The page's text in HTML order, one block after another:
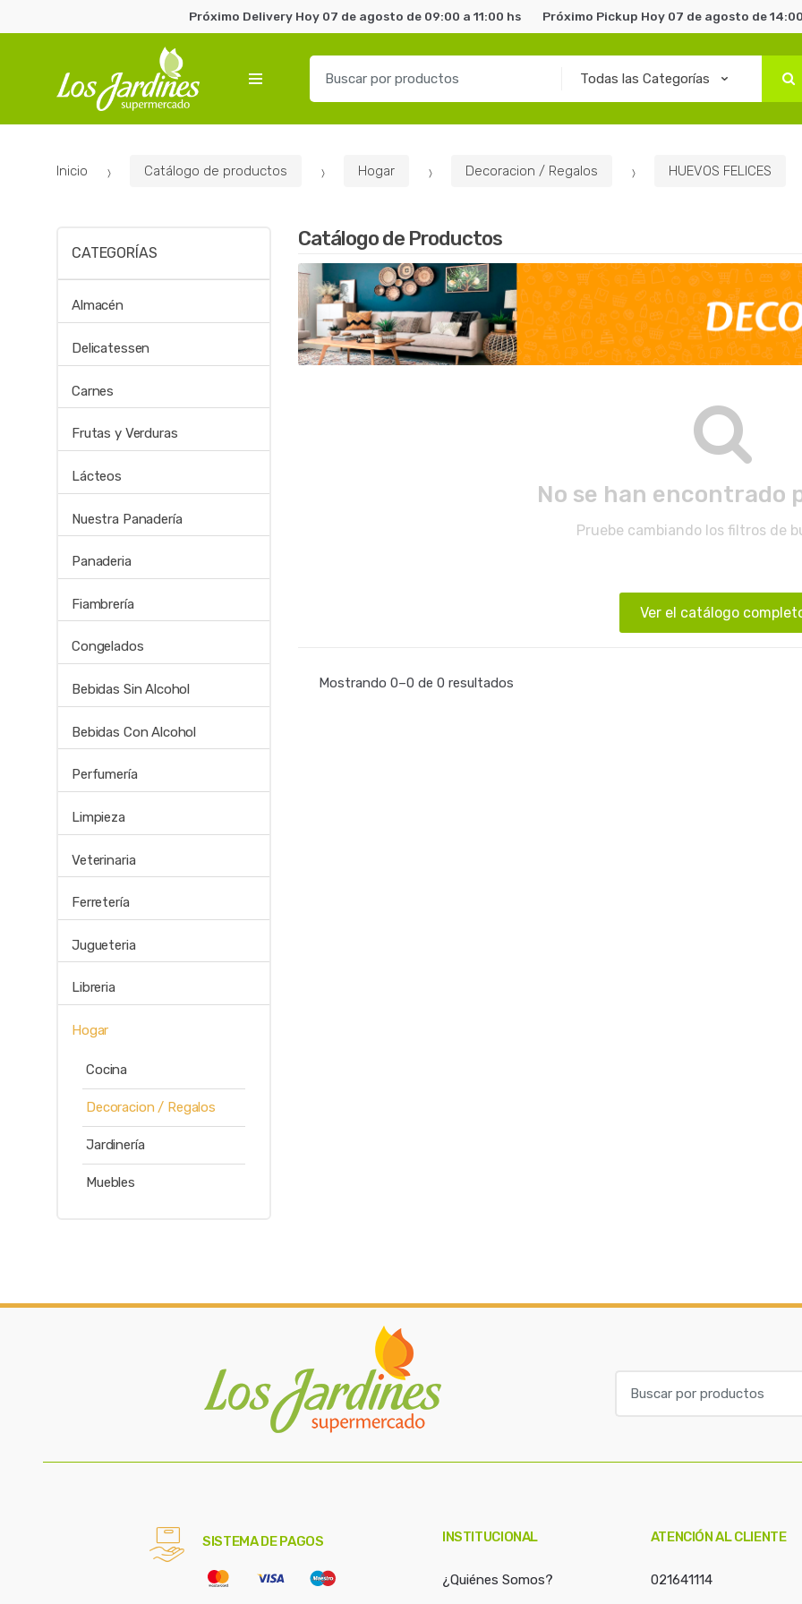
Próximo Delivery Hoy 07 de agosto de 09:00 a 11:00 hs Próximo Pickup Hoy 07 de agosto de
r
Inicio Catálogo de productos Hogar Decoracion / Regalos HUEVOS FELICES
Catálogo de Productos
No se han encontrado
Pruebe cambiando los filtros de
Ver el catálogo
Mostrando 0–0 de 0 resultados
CATEGORÍAS
Almacén
Delicatessen
Carnes
Frutas y Verduras
Lácteos
Nuestra Panadería
Panaderia
Fiambrería
Congelados
Bebidas Sin Alcohol
Bebidas Con Alcohol
Perfumería
Limpieza
Veterinaria
Ferretería
Jugueteria
Libreria
Hogar
Cocina
Decoracion / Regalos
Jardinería
Muebles
a
SISTEMA DE PAGOS INSTITUCIONAL
¿Quiénes Somos?
ATENCIÓN AL CLIENTE
021641114